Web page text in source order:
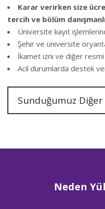
Karar verirken size
tercih ve bölüm
Üniversite kayıt
Şehir ve üniversite
İkamet izni ve diğer resmi
Acil durumlarda destek
Sunduğumuz
Neden